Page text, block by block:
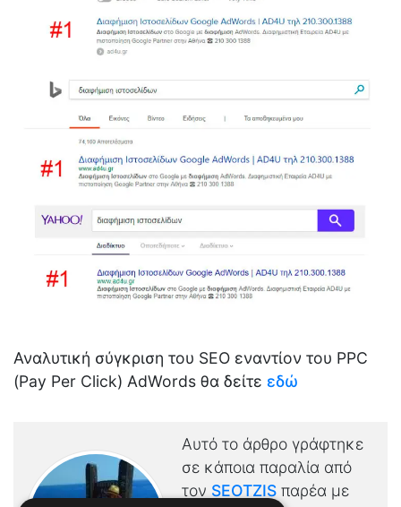
Αναλυτική σύγκριση του SEO εναντίον του PPC
(Pay Per Click) AdWords θα δείτε εδώ
Αυτό το άρθρο γράφτηκε
σε κάποια παραλία από
τον SEOTZIS παρέα με